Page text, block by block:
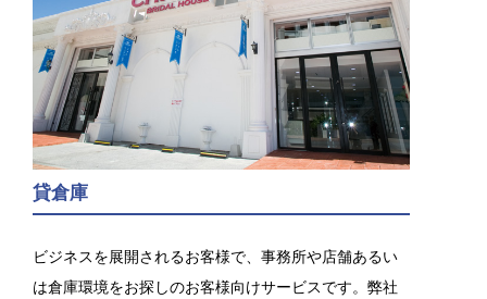
貸倉庫
ビジネスを展開されるお客様で、事務所や店舗あるい
は倉庫環境をお探しのお客様向けサービスです。弊社